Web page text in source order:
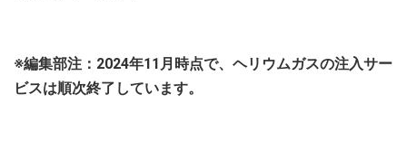
※編集部注：2024年11月時点で、ヘリウムガスの注入サー
ビスは順次終了しています。